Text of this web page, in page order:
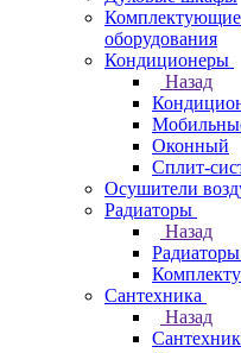
Комплектующие
оборудования
Кондиционеры
Назад
Оконный
Сплит-
Осушители
Радиаторы
Назад
Радиаторы
Сантехника
Назад